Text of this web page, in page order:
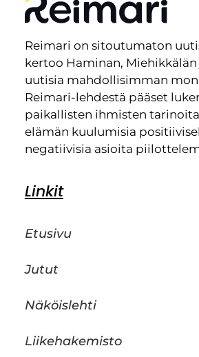
Reimari on sitoutumaton
kertoo Haminan,
uutisia mahdollisimman
Reimari-lehdestä pääset
paikallisten ihmisten
elämän kuulumisia
negatiivisia asioita
Linkit
Etusivu
Jutut
Näköislehti
Liikehakemisto